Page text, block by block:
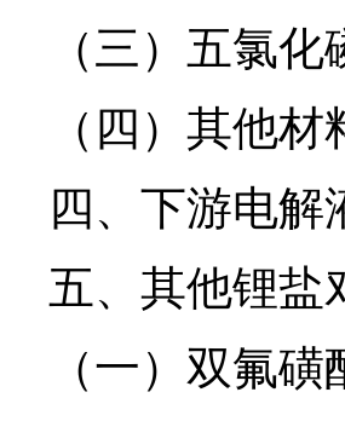
（三）五氯化
（四）其他材
四、下游电解
五、其他锂盐
（一）双氟